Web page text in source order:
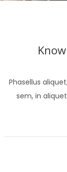
Phasellus
sem, in